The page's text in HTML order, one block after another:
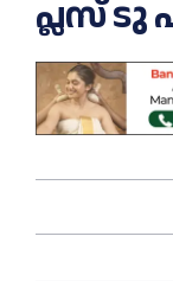
പ്ലസ് ടു